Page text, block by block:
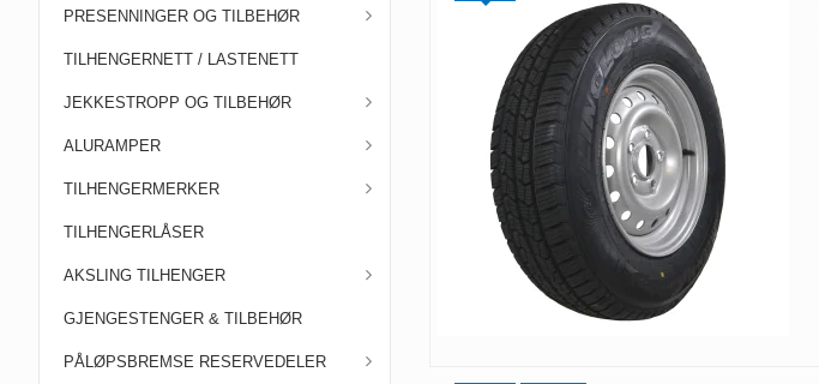
PRESENNINGER OG TILBEHØR
TILHENGERNETT / LASTENETT
JEKKESTROPP OG TILBEHØR
ALURAMPER
TILHENGERMERKER
TILHENGERLÅSER
AKSLING TILHENGER
GJENGESTENGER & TILBEHØR
PÅLØPSBREMSE RESERVEDELER